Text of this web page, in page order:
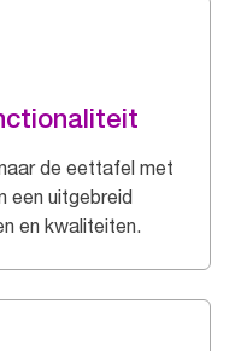
de eettafel met
een uitgebreid
en kwaliteiten.